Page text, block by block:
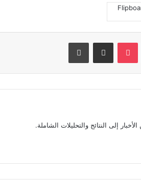
بوكيت
إلى النتائج والتحليلات الشاملة.